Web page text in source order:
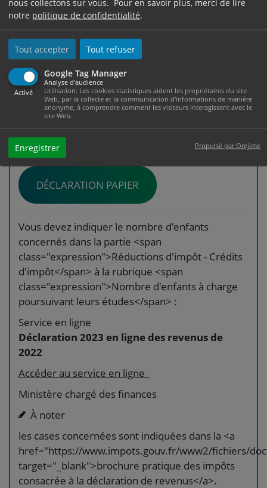
nous collectons sur vous. Pour en savoir plus, merci de lire
notre politique de confidentialité.
Tout accepter Tout refuser
Google Tag Manager
Activé
Analyse d'audience
Utilisation: Les cookies statistiques aident les propriétaires du site
Web, par la collecte et la communication d'informations de manière
anonyme, à comprendre comment les visiteurs interagissent avec le
site Web.
Enregistrer Propulsé par Orejime
au lycée ou dans l'enseignement supérieur.
de l'enfant, mais conservez-le en cas de demande
de l'administration fiscale.
Pour remplir votre déclaration de revenus, vous
pouvez consulter la notice explicative et la
brochure pratique des impôts.
DÉCLARATION EN LIGNE
DÉCLARATION PAPIER
Vous devez indiquer le nombre d'enfants
concernés dans la partie <span
class="expression">Réductions d'impôt - Crédits
d'impôt</span> à la rubrique <span
class="expression">Nombre d'enfants à charge
poursuivant leurs études</span> :
Service en ligne
Déclaration 2023 en ligne des revenus de
2022
Accéder au service en ligne
Ministère chargé des finances
À noter
les cases concernées sont indiquées dans la <a
href="https://www.impots.gouv.fr/www2/fichiers/
target="_blank">brochure pratique des impôts
consacrée à la déclaration de revenus</a>.